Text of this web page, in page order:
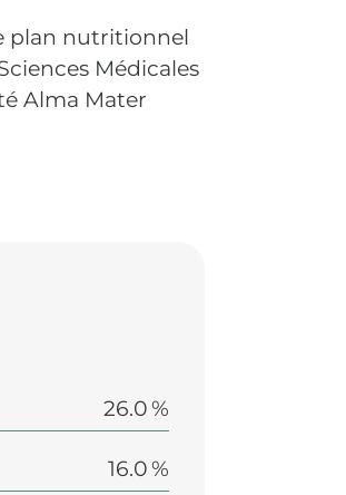
plan nutritionnel
Médicales
Alma Mater
26.0 %
16.0 %